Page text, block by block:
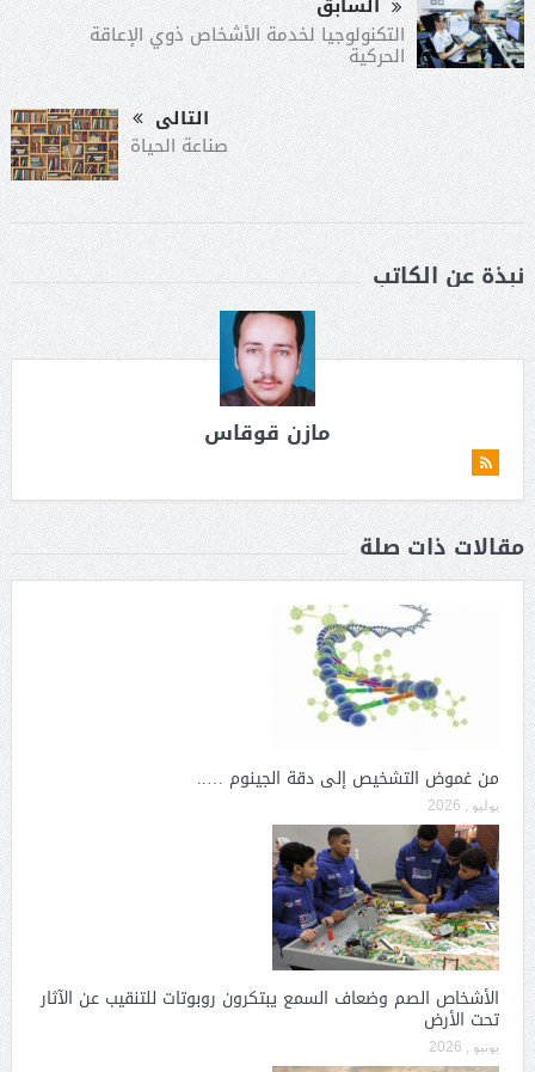
التكنولوجيا لخدمة الأشخاص ذوي الإعاقة
الحركية
التالى
صناعة الحياة
نبذة عن الكاتب
مازن قوقاس
مقالات ذات صلة
من غموض التشخيص إلى دقة الجينوم …..
يوليو , 2026
الأشخاص الصم وضعاف السمع يبتكرون روبوتات للتنقيب عن الآثار
تحت الأرض
يونيو , 2026